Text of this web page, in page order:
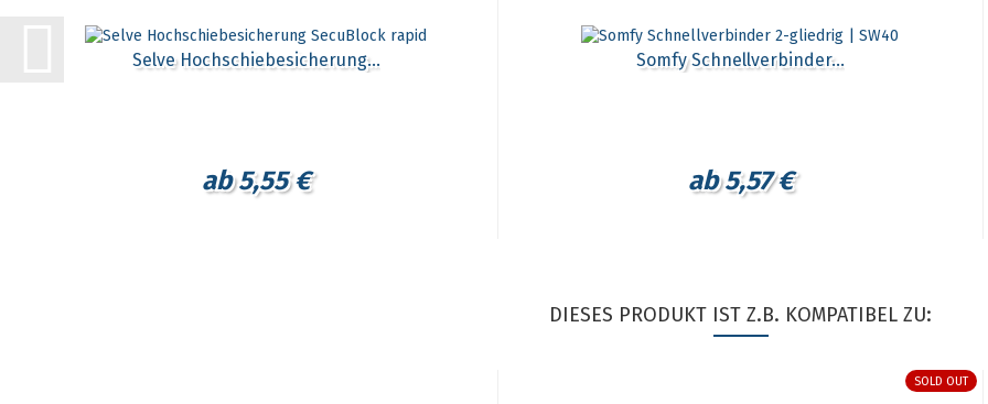
Selve Hochschiebesicherung...
ab 5,55 €
Somfy Schnellverbinder...
ab 5,57 €
DIESES PRODUKT IST Z.B. KOMPATIBEL ZU:
SOLD OUT